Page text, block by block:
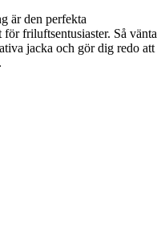
är den perfekta
friluftsentusiaster. Så vänta
jacka och gör dig redo att